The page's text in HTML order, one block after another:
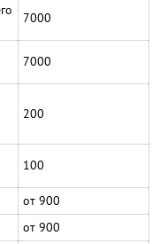
7000
7000
200
100
от 900
от 900